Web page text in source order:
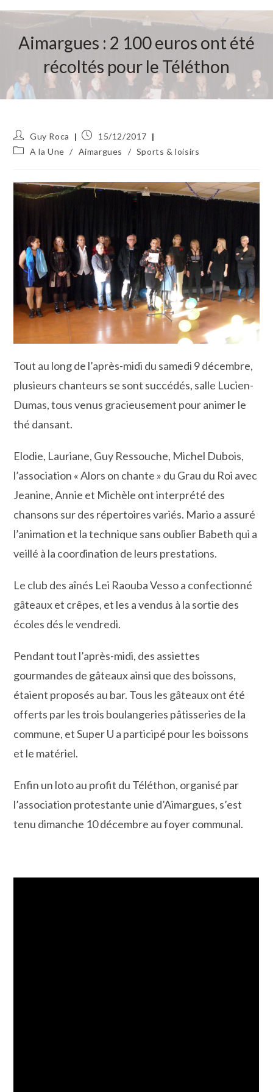
Aimargues : 2 100 euros ont été
récoltés pour le Téléthon
Auteur/autrice
de
Guy Roca
Publication
publiée :
15/12/2017
PostA la Une / Aimargues / Sports & loisirs
Tout au long de l’après-midi du samedi 9 décembre,
plusieurs chanteurs se sont succédés, salle Lucien-
Dumas, tous venus gracieusement pour animer le
thé dansant.
Elodie, Lauriane, Guy Ressouche, Michel Dubois,
l’association « Alors on chante » du Grau du Roi avec
Jeanine, Annie et Michèle ont interprété des
chansons sur des répertoires variés. Mario a assuré
l’animation et la technique sans oublier Babeth qui a
veillé à la coordination de leurs prestations.
Le club des aînés Lei Raouba Vesso a confectionné
gâteaux et crêpes, et les a vendus à la sortie des
écoles dés le vendredi.
Pendant tout l’après-midi, des assiettes
gourmandes de gâteaux ainsi que des boissons,
étaient proposés au bar. Tous les gâteaux ont été
offerts par les trois boulangeries pâtisseries de la
commune, et Super U a participé pour les boissons
et le matériel.
Enfin un loto au profit du Téléthon, organisé par
l’association protestante unie d’Aimargues, s’est
tenu dimanche 10 décembre au foyer communal.